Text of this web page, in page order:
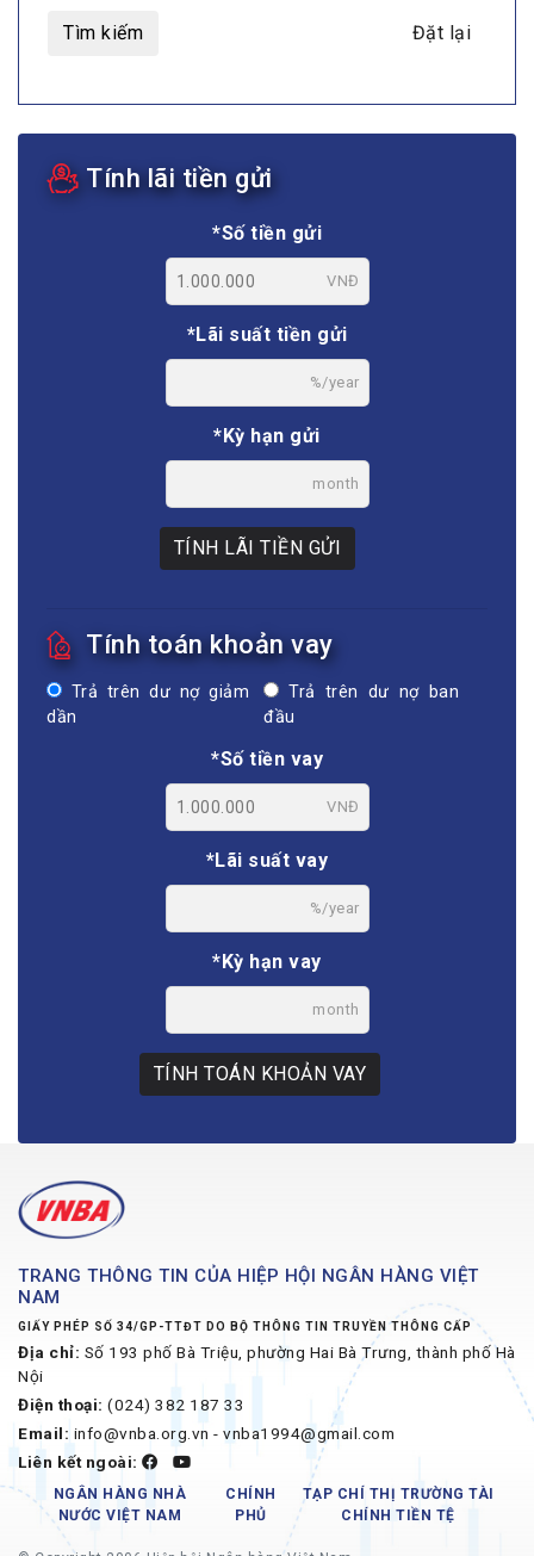
Tìm kiếm Đặt lại
Tính lãi tiền gửi
*Số tiền gửi
VNĐ
*Lãi suất tiền gửi
%/year
*Kỳ hạn gửi
month
TÍNH LÃI TIỀN GỬI
Tính toán khoản vay
Trả trên dư nợ giảm
dần
Trả trên dư nợ ban
đầu
*Số tiền vay
VNĐ
*Lãi suất vay
%/year
*Kỳ hạn vay
month
TÍNH TOÁN KHOẢN VAY
TRANG THÔNG TIN CỦA HIỆP HỘI NGÂN HÀNG VIỆT
NAM
GIẤY PHÉP SỐ 34/GP-TTĐT DO BỘ THÔNG TIN TRUYỀN THÔNG CẤP
Địa chỉ: Số 193 phố Bà Triệu, phường Hai Bà Trưng, thành phố Hà
Nội
Điện thoại: (024) 382 187 33
Email: info@vnba.org.vn - vnba1994@gmail.com
Liên kết ngoài:
NGÂN HÀNG NHÀ
NƯỚC VIỆT NAM
CHÍNH
PHỦ
TẠP CHÍ THỊ TRƯỜNG TÀI
CHÍNH TIỀN TỆ